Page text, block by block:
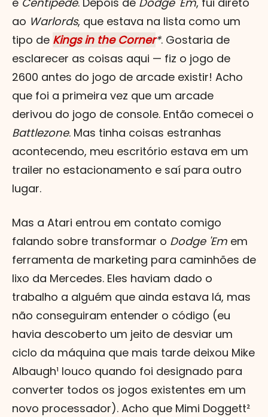
ao Warlords, que estava na lista como um
tipo de Kings in the Corner*. Gostaria de
esclarecer as coisas aqui — fiz o jogo de
2600 antes do jogo de arcade existir! Acho
que foi a primeira vez que um arcade
derivou do jogo de console. Então comecei o
Battlezone. Mas tinha coisas estranhas
acontecendo, meu escritório estava em um
trailer no estacionamento e saí para outro
lugar.
Mas a Atari entrou em contato comigo
falando sobre transformar o Dodge 'Em em
ferramenta de marketing para caminhões de
lixo da Mercedes. Eles haviam dado o
trabalho a alguém que ainda estava lá, mas
não conseguiram entender o código (eu
havia descoberto um jeito de desviar um
ciclo da máquina que mais tarde deixou Mike
Albaugh¹ louco quando foi designado para
converter todos os jogos existentes em um
novo processador). Acho que Mimi Doggett²